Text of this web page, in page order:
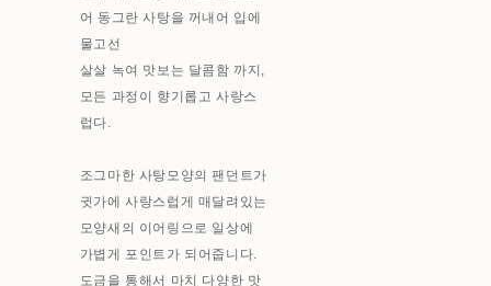
어 동그란 사탕을 꺼내어 입에
물고선
살살 녹여 맛보는 달콤함 까지,
모든 과정이 향기롭고 사랑스
럽다.
조그마한 사탕모양의 팬던트가
귓가에 사랑스럽게 매달려있는
모양새의 이어링으로 일상에
가볍게 포인트가 되어줍니다.
도금을 통해서 마치 다양한 맛